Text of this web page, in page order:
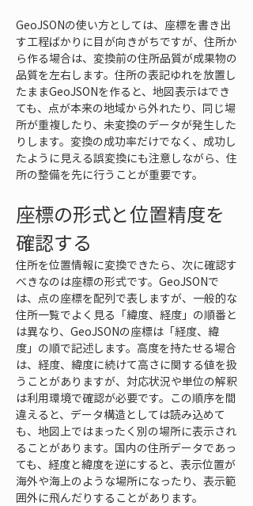
GeoJSONの使い方としては、座標を書き出
す工程ばかりに目が向きがちですが、住所か
ら作る場合は、変換前の住所品質が成果物の
品質を左右します。住所の表記ゆれを放置し
たままGeoJSONを作ると、地図表示はでき
ても、点が本来の地域から外れたり、同じ場
所が重複したり、未変換のデータが発生した
りします。変換の成功率だけでなく、成功し
たように見える誤変換にも注意しながら、住
所の整備を先に行うことが重要です。
座標の形式と位置精度を
確認する
住所を位置情報に変換できたら、次に確認す
べきなのは座標の形式です。GeoJSONで
は、点の座標を配列で表しますが、一般的な
住所一覧でよく見る「緯度、経度」の順番と
は異なり、GeoJSONの座標は「経度、緯
度」の順で記述します。高度を持たせる場合
は、経度、緯度に続けて高さに関する値を扱
うことがありますが、対応状況や単位の解釈
は利用環境で確認が必要です。この順序を間
違えると、データ構造としては読み込めて
も、地図上ではまったく別の場所に表示され
ることがあります。国内の住所データであっ
ても、経度と緯度を逆にすると、表示位置が
海外や海上のような場所になったり、表示範
囲外に飛んだりすることがあります。